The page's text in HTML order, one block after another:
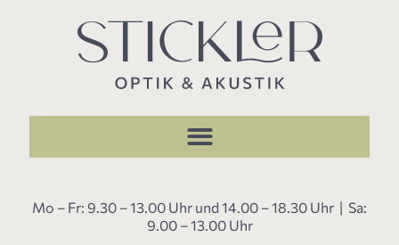
Mo – Fr: 9.30 – 13.00 Uhr und 14.00 – 18.30 Uhr | Sa:
9.00 – 13.00 Uhr